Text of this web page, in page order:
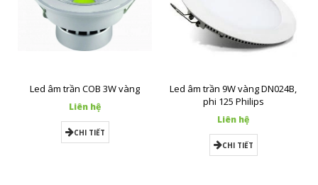
Led âm trần COB 3W vàng
Liên hệ
CHI TIẾT
Led âm trần 9W vàng DN024B,
phi 125 Philips
Liên hệ
CHI TIẾT